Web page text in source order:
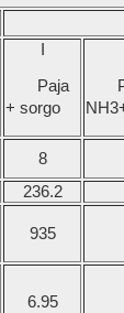
Paja
+ sorgo
8
236.2
935
6.95